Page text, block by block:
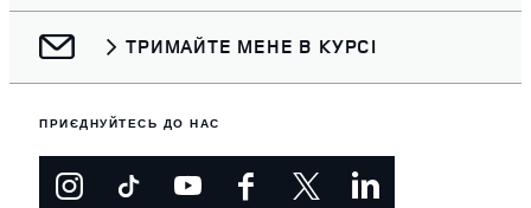
ТРИМАЙТЕ МЕНЕ В КУРСІ
ПРИЄДНУЙТЕСЬ ДО НАС